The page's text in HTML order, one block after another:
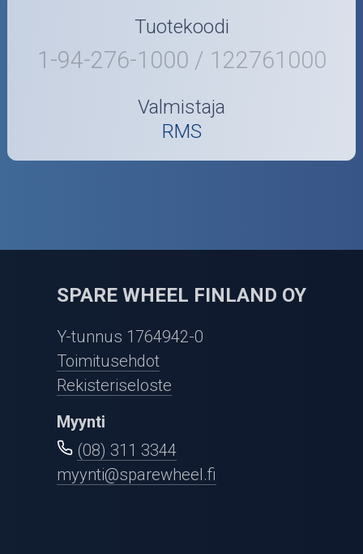
Tuotekoodi
1-94-276-1000 / 122761000
Valmistaja
RMS
SPARE WHEEL FINLAND OY
Y-tunnus 1764942-0
Toimitusehdot
Rekisteriseloste
Myynti
(08) 311 3344
myynti@sparewheel.fi